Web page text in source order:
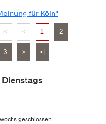
für Köln"
|< < 1 2
3 > >|
geschlossen